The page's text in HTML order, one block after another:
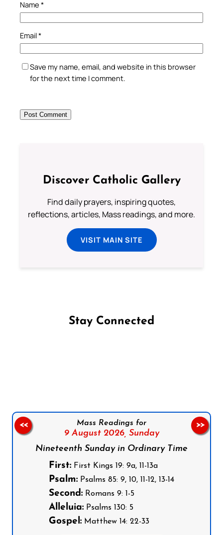
Name *
Email*
Save my name, email, and website in this browser
for the next time I comment.
Discover Catholic Gallery
Find daily prayers, inspiring quotes,
reflections, articles, Mass readings, and more.
VISIT MAIN SITE
Stay Connected
Mass Readings for
9 August 2026, Sunday
Nineteenth Sunday in Ordinary Time
First: First Kings 19: 9a, 11-13a
Psalm: Psalms 85: 9, 10, 11-12, 13-14
Second: Romans 9: 1-5
Alleluia: Psalms 130: 5
Gospel: Matthew 14: 22-33
<< >>